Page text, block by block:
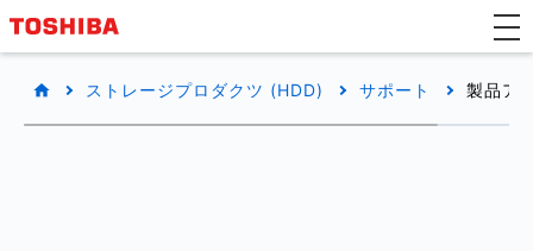
ストレージプロダクツ (HDD) サポート 製品ア